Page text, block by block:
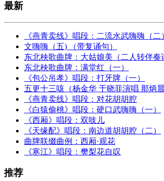
最新
《燕青卖线》唱段：二流水武嗨嗨（二
文嗨嗨（五) （带复诵句）
东北秧歌曲牌：大姑娘美（二人转伴奏
东北秧歌曲牌：满堂红（一）
《包公吊孝》唱段：打牙牌（一）
五更十三咳（杨金华 于晓菲演唱 那炳晨
《燕青卖线》唱段：对花胡胡腔
《白猿偷桃》唱段：硬口武嗨嗨（一）
《西厢》唱段：双吱儿
《天缘配》唱段：南边道胡胡腔（二）
曲牌联缀曲例：西厢·观花
《寒江》唱段：樊梨花自叹
推荐